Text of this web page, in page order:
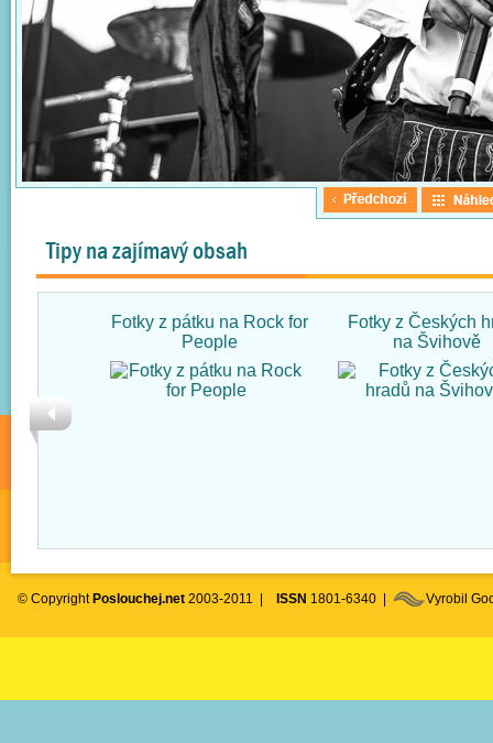
Tipy na zajímavý obsah
Fotky z pátku na Rock for
People
Fotky z Českých
na Švihově
© Copyright Poslouchej.net 2003-2011 | ISSN 1801-6340 | Vyrobil